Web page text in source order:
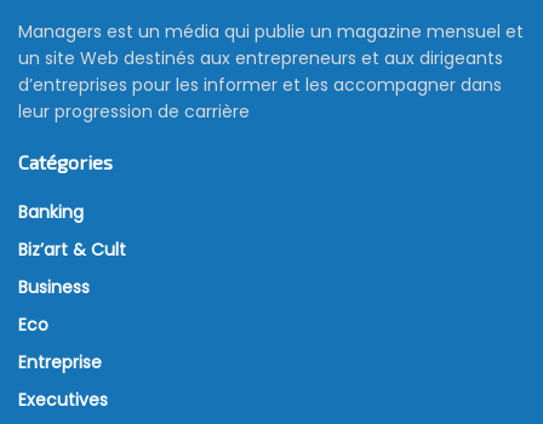
Managers est un média qui publie un magazine mensuel et
un site Web destinés aux entrepreneurs et aux dirigeants
d’entreprises pour les informer et les accompagner dans
leur progression de carrière
Catégories
Banking
Biz’art & Cult
Business
Eco
Entreprise
Executives